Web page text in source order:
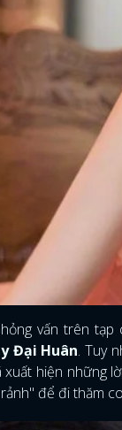
vấn trên
Đại Huân. Tuy
xuất hiện những
để đi thăm